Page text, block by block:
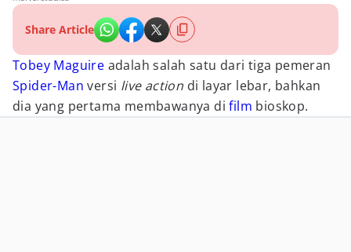
Share Article
Tobey Maguire adalah salah satu dari tiga pemeran
Spider-Man versi live action di layar lebar, bahkan
dia yang pertama membawanya difilm bioskop.